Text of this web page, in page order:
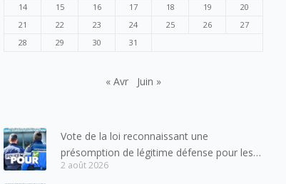
14
15 16 17 18 19
20
21
22 23 24 25 26
27
28
29 30 31
« Avr Juin »
Vote de la loi reconnaissant une
présomption de légitime défense pour les
forces de l’ordre
2 août 2026